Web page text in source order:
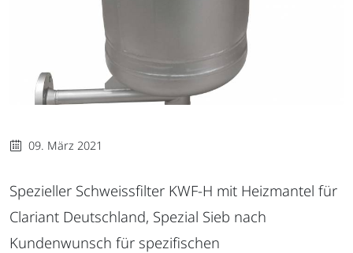
09. März 2021
Spezieller Schweissfilter KWF-H mit Heizmantel für
Clariant Deutschland, Spezial Sieb nach
Kundenwunsch für spezifischen